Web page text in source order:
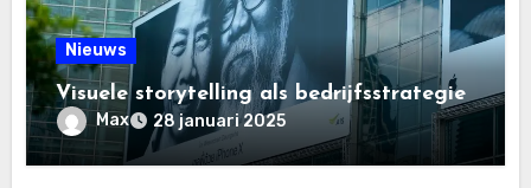
Nieuws
Visuele storytelling als bedrijfsstrategie
Max 28 januari 2025